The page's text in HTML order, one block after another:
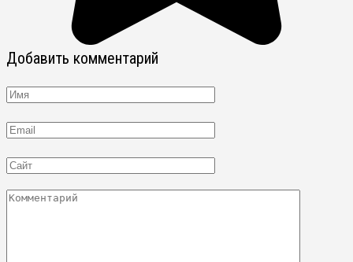
Добавить комментарий
Имя
Email
Сайт
Комментарий